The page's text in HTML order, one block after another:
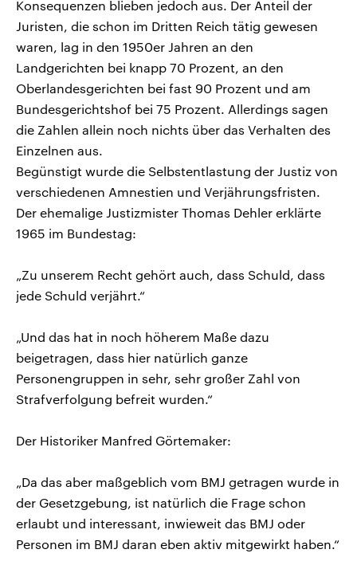
Konsequenzen blieben jedoch aus. Der Anteil der
Juristen, die schon im Dritten Reich tätig gewesen
waren, lag in den 1950er Jahren an den
Landgerichten bei knapp 70 Prozent, an den
Oberlandesgerichten bei fast 90 Prozent und am
Bundesgerichtshof bei 75 Prozent. Allerdings sagen
die Zahlen allein noch nichts über das Verhalten des
Einzelnen aus.
Begünstigt wurde die Selbstentlastung der Justiz von
verschiedenen Amnestien und Verjährungsfristen.
Der ehemalige Justizmister Thomas Dehler erklärte
1965 im Bundestag:
„Zu unserem Recht gehört auch, dass Schuld, dass
jede Schuld verjährt.“
„Und das hat in noch höherem Maße dazu
beigetragen, dass hier natürlich ganze
Personengruppen in sehr, sehr großer Zahl von
Strafverfolgung befreit wurden.“
Der Historiker Manfred Görtemaker:
„Da das aber maßgeblich vom BMJ getragen wurde in
der Gesetzgebung, ist natürlich die Frage schon
erlaubt und interessant, inwieweit das BMJ oder
Personen im BMJ daran eben aktiv mitgewirkt haben.“